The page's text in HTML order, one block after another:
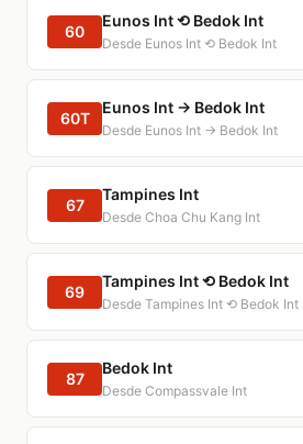
60
Eunos Int ⟲ Bedok Int
Desde Eunos Int ⟲ Bedok Int
60T
Eunos Int → Bedok Int
Desde Eunos Int → Bedok Int
67
Tampines Int
Desde Choa Chu Kang Int
69
Tampines Int ⟲ Bedok Int
Desde Tampines Int ⟲ Bedok Int
87
Bedok Int
Desde Compassvale Int